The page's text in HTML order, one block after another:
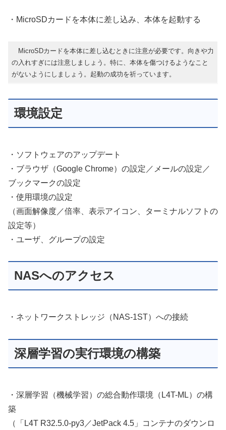
・MicroSDカードを本体に差し込み、本体を起動する
MicroSDカードを本体に差し込むときに注意が必要です。向きや力
の入れすぎには注意しましょう。特に、本体を傷つけるようなこと
がないようにしましょう。起動の成功を祈っています。
環境設定
・ソフトウェアのアップデート
・ブラウザ（Google Chrome）の設定／メールの設定／
ブックマークの設定
・使用環境の設定
（画面解像度／倍率、表示アイコン、ターミナルソフトの
設定等）
・ユーザ、グループの設定
NASへのアクセス
・ネットワークストレッジ（NAS-1ST）への接続
深層学習の実行環境の構築
・深層学習（機械学習）の総合動作環境（L4T-ML）の構
築
（「L4T R32.5.0-py3／JetPack 4.5」コンテナのダウンロ